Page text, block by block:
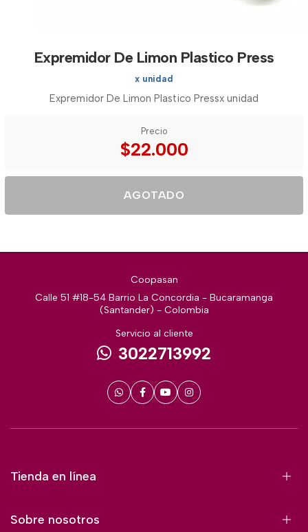
Expremidor De Limon Plastico Press
x unidad
Expremidor De Limon Plastico Pressx unidad
Precio
$22.000
AGOTADO
Coopasan
Calle 51 #18-54 Barrio La Concordia - Bucaramanga
(Santander) - Colombia
Servicio al cliente
3022713992
Tienda en línea
Sobre nosotros